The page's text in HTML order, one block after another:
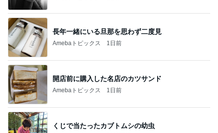
長年一緒にいる旦那を思わず二度見
Amebaトピックス 1日前
開店前に購入した名店のカツサンド
Amebaトピックス 1日前
くじで当たったカブトムシの幼虫